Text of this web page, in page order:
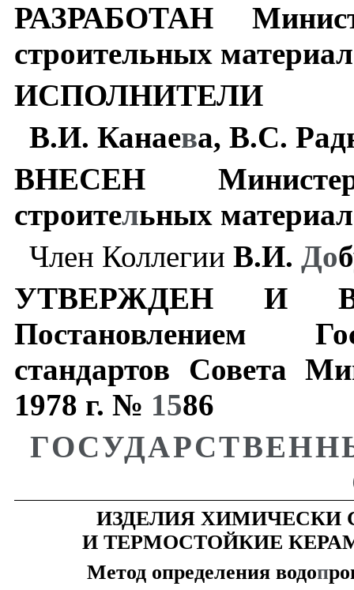
РАЗРАБОТАН
строительных
ИСПОЛНИТЕЛИ
В.И. Канаева, В.С.
ВНЕСЕН
строительных
Член Коллегии В.И. До
УТВЕРЖДЕН
И
Постановлением
стандартов
Совета
1978 г. № 1586
ИЗДЕЛИЯ ХИМИЧЕСКИ
И ТЕРМОСТОЙКИЕ
Метод определения водоп